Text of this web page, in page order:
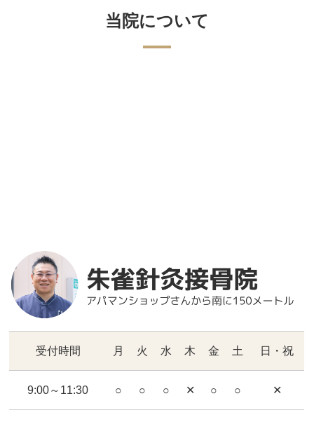
当院について
受付時間 月 火 水 木 金 土 日・祝
9:00～11:30 ○ ○ ○ ✕ ○ ○ ✕